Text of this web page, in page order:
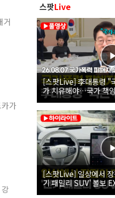
거
가
스팟Live
[스팟Live] 李대통령 "
가 치유해야…국가 책
26.08.07 국가폭력 피
[스팟Live] 일상에서
기 패밀리 SUV' 볼보